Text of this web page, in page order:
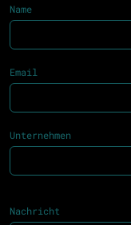
Name
Email
Unternehmen
Nachricht